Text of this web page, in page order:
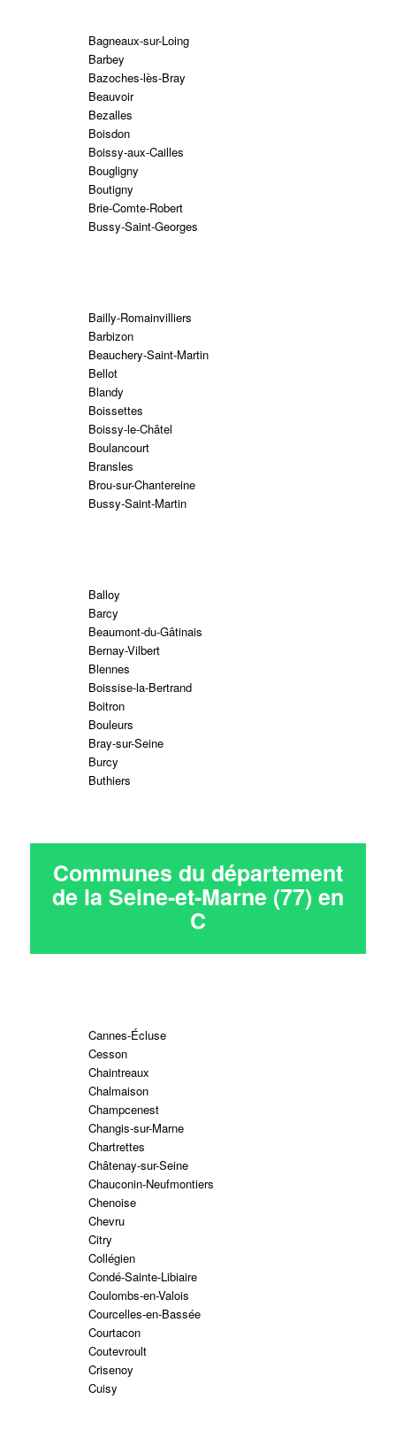
Bagneaux-sur-Loing
Barbey
Bazoches-lès-Bray
Beauvoir
Bezalles
Boisdon
Boissy-aux-Cailles
Bougligny
Boutigny
Brie-Comte-Robert
Bussy-Saint-Georges
Bailly-Romainvilliers
Barbizon
Beauchery-Saint-Martin
Bellot
Blandy
Boissettes
Boissy-le-Châtel
Boulancourt
Bransles
Brou-sur-Chantereine
Bussy-Saint-Martin
Balloy
Barcy
Beaumont-du-Gâtinais
Bernay-Vilbert
Blennes
Boissise-la-Bertrand
Boitron
Bouleurs
Bray-sur-Seine
Burcy
Buthiers
Communes du département
de la Seine-et-Marne (77) en
C
Cannes-Écluse
Cesson
Chaintreaux
Chalmaison
Champcenest
Changis-sur-Marne
Chartrettes
Châtenay-sur-Seine
Chauconin-Neufmontiers
Chenoise
Chevru
Citry
Collégien
Condé-Sainte-Libiaire
Coulombs-en-Valois
Courcelles-en-Bassée
Courtacon
Coutevroult
Crisenoy
Cuisy